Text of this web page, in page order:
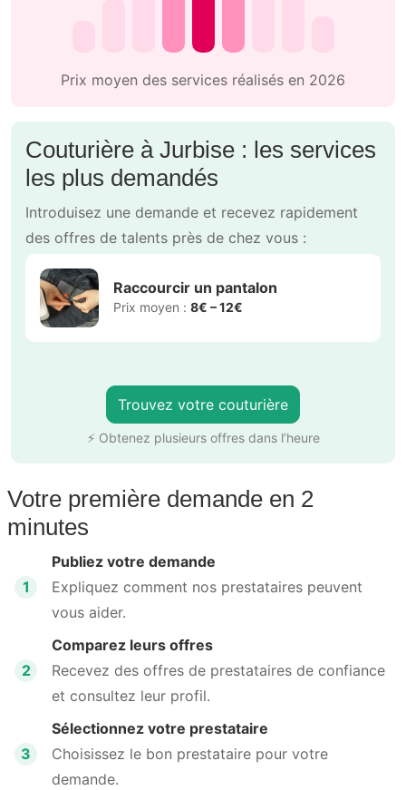
Prix moyen des services réalisés en 2026
Couturière à Jurbise : les services
les plus demandés
Introduisez une demande et recevez rapidement
des offres de talents près de chez vous :
Raccourcir un pantalon
Prix moyen : 8€ – 12€
Trouvez votre couturière
⚡ Obtenez plusieurs offres dans l’heure
Votre première demande en 2
minutes
1
Publiez votre demande
Expliquez comment nos prestataires peuvent
vous aider.
2
Comparez leurs offres
Recevez des offres de prestataires de confiance
et consultez leur profil.
3
Sélectionnez votre prestataire
Choisissez le bon prestataire pour votre
demande.